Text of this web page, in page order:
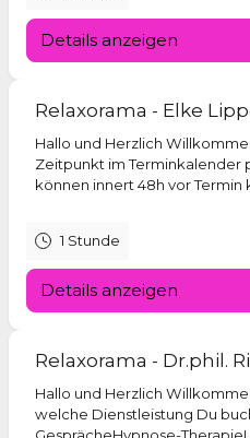
Details anzeigen
Relaxorama - Elke
Hallo und Herzlich
Zeitpunkt im Terminkalender
können innert 48h vor Termin
1 Stunde
Details anzeigen
Relaxorama - Dr.phil.
Hallo und Herzlich
welche Dienstleistung Du
GesprächeHypnose-